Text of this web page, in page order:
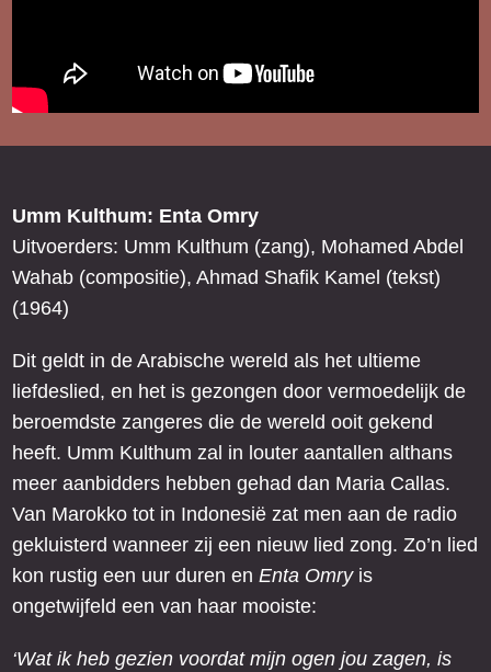
Umm Kulthum: Enta Omry
Uitvoerders: Umm Kulthum (zang), Mohamed Abdel
Wahab (compositie), Ahmad Shafik Kamel (tekst)
(1964)
Dit geldt in de Arabische wereld als het ultieme
liefdeslied, en het is gezongen door vermoedelijk de
beroemdste zangeres die de wereld ooit gekend
heeft. Umm Kulthum zal in louter aantallen althans
meer aanbidders hebben gehad dan Maria Callas.
Van Marokko tot in Indonesië zat men aan de radio
gekluisterd wanneer zij een nieuw lied zong. Zo’n lied
kon rustig een uur duren en Enta Omryis
ongetwijfeld een van haar mooiste:
‘Wat ik heb gezien voordat mijn ogen jou zagen, is